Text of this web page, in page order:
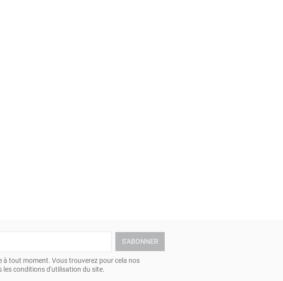
à tout moment. Vous trouverez pour cela nos
conditions d'utilisation du site.